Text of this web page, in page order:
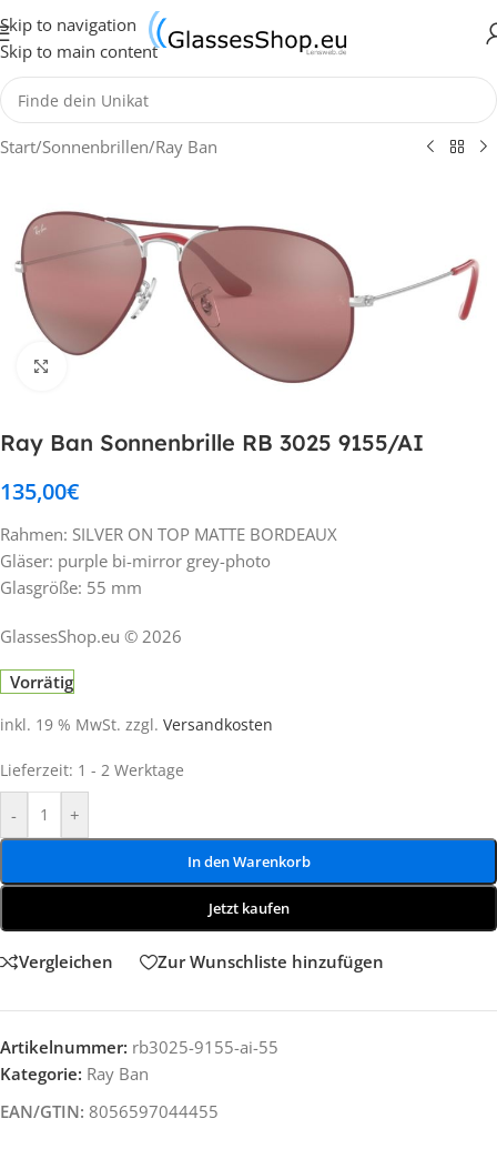
Skip to navigation
Skip to main content
Start/Sonnenbrillen/Ray Ban
Ray Ban Sonnenbrille RB 3025 9155/AI
135,00€
Rahmen: SILVER ON TOP MATTE BORDEAUX
Gläser: purple bi-mirror grey-photo
Glasgröße: 55 mm
GlassesShop.eu © 2026
Vorrätig
inkl. 19 % MwSt. zzgl. Versandkosten
Lieferzeit: 1 - 2 Werktage
- +
In den Warenkorb
Jetzt kaufen
Vergleichen Zur Wunschliste hinzufügen
Artikelnummer: rb3025-9155-ai-55
Kategorie: Ray Ban
EAN/GTIN: 8056597044455